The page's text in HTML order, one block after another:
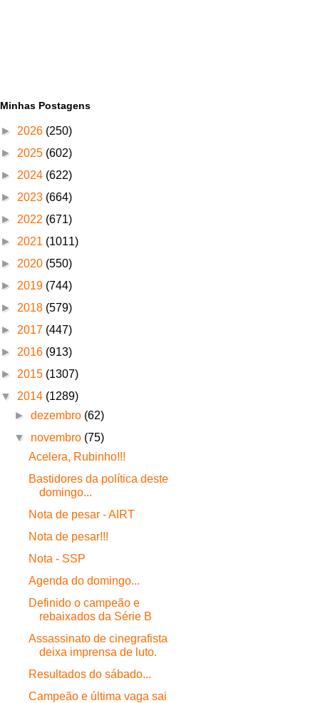
Minhas Postagens
► 2026 (250)
► 2025 (602)
► 2024 (622)
► 2023 (664)
► 2022 (671)
► 2021 (1011)
► 2020 (550)
► 2019 (744)
► 2018 (579)
► 2017 (447)
► 2016 (913)
► 2015 (1307)
▼ 2014 (1289)
►dezembro (62)
▼ novembro (75)
Acelera, Rubinho!!!
Bastidores da política deste
domingo...
Nota de pesar - AIRT
Nota de pesar!!!
Nota - SSP
Agenda do domingo...
Definido o campeão e
rebaixados da Série B
Assassinato de cinegrafista
deixa imprensa de luto.
Resultados do sábado...
Campeão e última vaga sai